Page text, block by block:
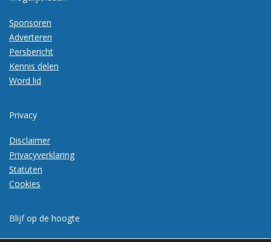
Sponsoren
Adverteren
Persbericht
Kennis delen
Word lid
Privacy
Disclaimer
Privacyverklaring
Statuten
Cookies
Blijf op de hoogte